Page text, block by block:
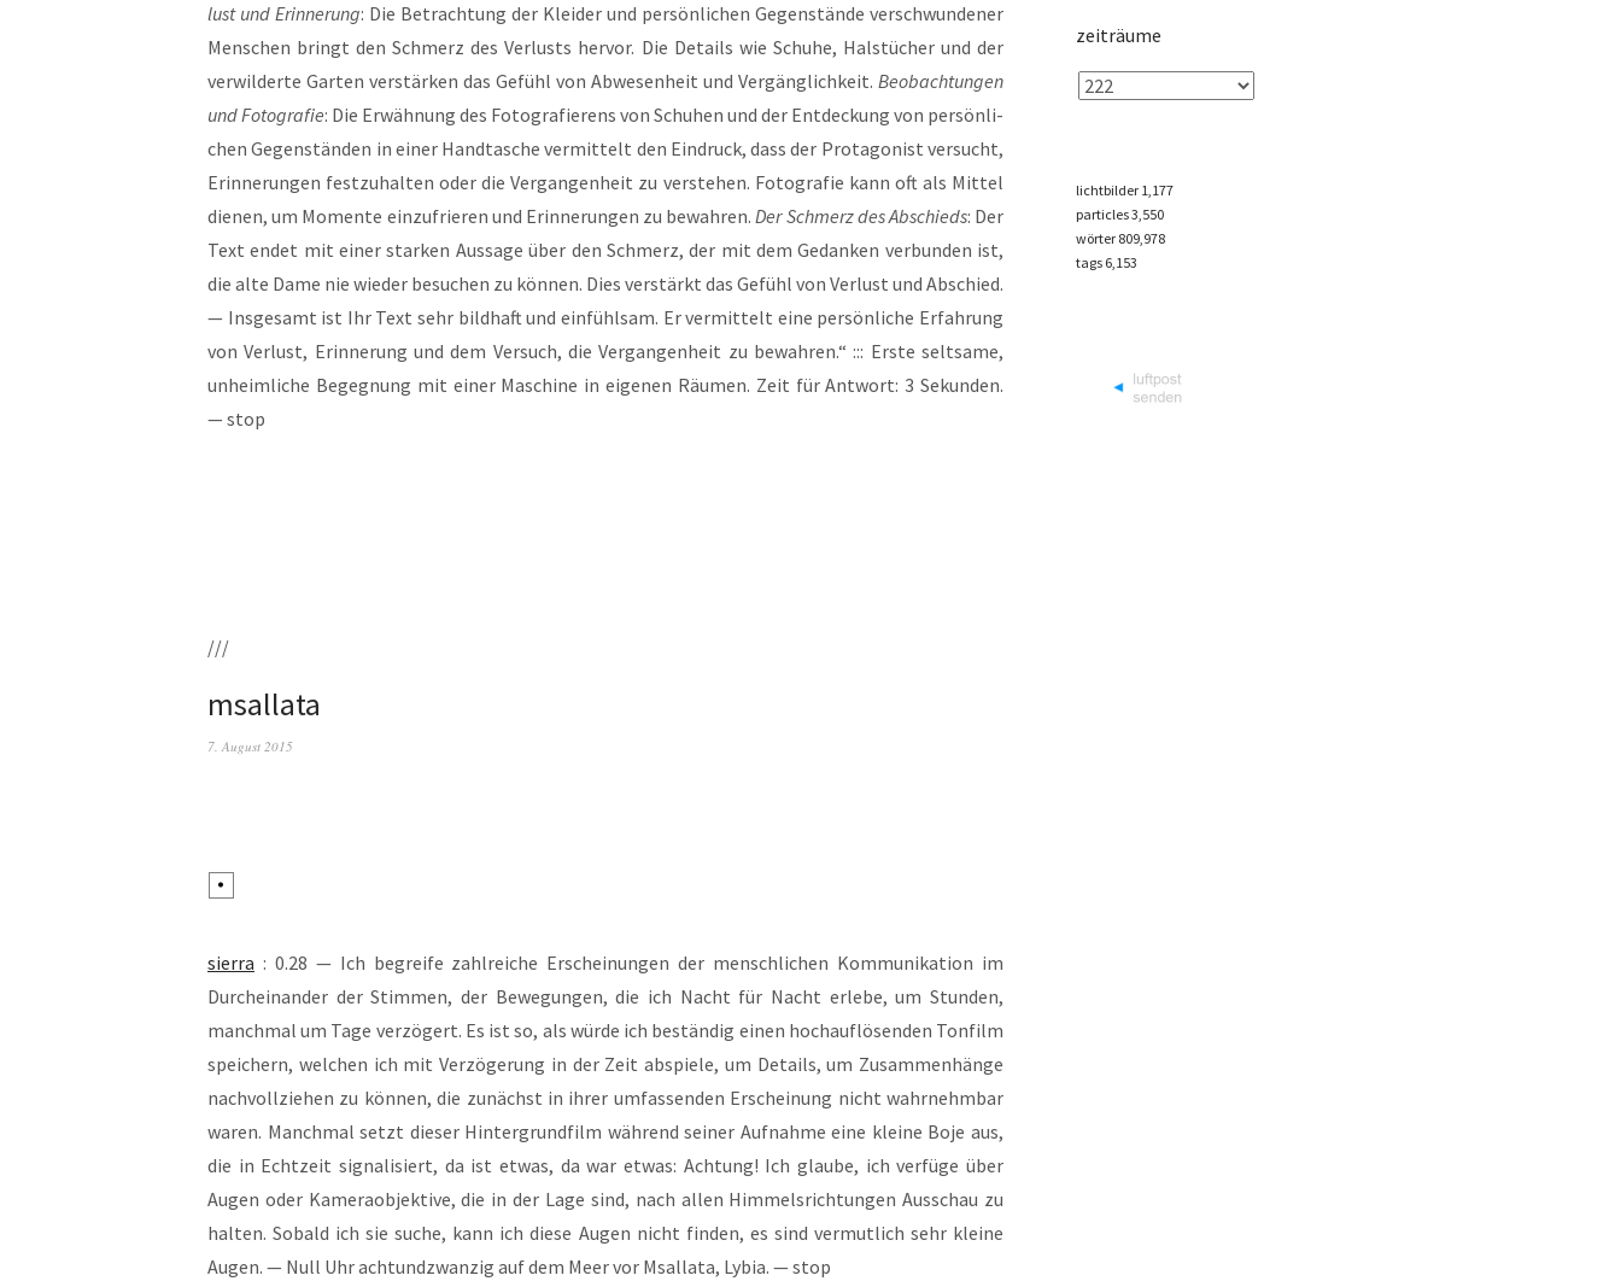
lust und Erin­ne­rung: Die Betrach­tung der Klei­der und per­sön­li­chen Gegen­stän­de ver­schwun­de­ner
Men­schen bringt den Schmerz des Ver­lusts her­vor. Die Details wie Schu­he, Hals­tü­cher und der
ver­wil­der­te Gar­ten ver­stär­ken das Gefühl von Abwe­sen­heit und Ver­gäng­lich­keit. Beob­ach­tun­gen
und Foto­gra­fie: Die Erwäh­nung des Foto­gra­fie­rens von Schu­hen und der Ent­de­ckung von per­sön­li­
chen Gegen­stän­den in einer Hand­ta­sche ver­mit­telt den Ein­druck, dass der Prot­ago­nist ver­sucht,
Erin­ne­run­gen fest­zu­hal­ten oder die Ver­gan­gen­heit zu ver­ste­hen. Foto­gra­fie kann oft als Mit­tel
die­nen, um Momen­te ein­zu­frie­ren und Erin­ne­run­gen zu bewah­ren.Der Schmerz des Abschieds: Der
Text endet mit einer star­ken Aus­sa­ge über den Schmerz, der mit dem Gedan­ken ver­bun­den ist,
die alte Dame nie wie­der besu­chen zu kön­nen. Dies ver­stärkt das Gefühl von Ver­lust und Abschied.
— Ins­ge­samt ist Ihr Text sehr bild­haft und ein­fühl­sam. Er ver­mit­telt eine per­sön­li­che Erfah­rung
von Ver­lust, Erin­ne­rung und dem Ver­such, die Ver­gan­gen­heit zu bewah­ren.“ ::: Ers­te selt­sa­me,
unheim­li­che Begeg­nung mit einer Maschi­ne in eige­nen Räu­men. Zeit für Ant­wort: 3 Sekun­den.
— stop
///
msallata
7. August 2015
sier­ra : 0.28 — Ich begrei­fe zahl­rei­che Erschei­nun­gen der mensch­li­chen Kom­mu­ni­ka­ti­on im
Durch­ein­an­der der Stim­men, der Bewe­gun­gen, die ich Nacht für Nacht erle­be, um Stun­den,
manch­mal um Tage ver­zö­gert. Es ist so, als wür­de ich bestän­dig einen hoch­auf­lö­sen­den Ton­film
spei­chern, wel­chen ich mit Ver­zö­ge­rung in der Zeit abspie­le, um Details, um Zusam­men­hän­ge
nach­voll­zie­hen zu kön­nen, die zunächst in ihrer umfas­sen­den Erschei­nung nicht wahr­nehm­bar
waren. Manch­mal setzt die­ser Hin­ter­grund­film wäh­rend sei­ner Auf­nah­me eine klei­ne Boje aus,
die in Echt­zeit signa­li­siert, da ist etwas, da war etwas: Ach­tung! Ich glau­be, ich ver­fü­ge über
Augen oder Kame­ra­ob­jek­ti­ve, die in der Lage sind, nach allen Him­mels­rich­tun­gen Aus­schau zu
hal­ten. Sobald ich sie suche, kann ich die­se Augen nicht fin­den, es sind ver­mut­lich sehr klei­ne
Augen. — Null Uhr acht­und­zwan­zig auf dem Meer vor Msal­la­ta, Lybia. — stop
zeiträume
lichtbilder 1,177
particles3,550
wörter 809,978
tags 6,153